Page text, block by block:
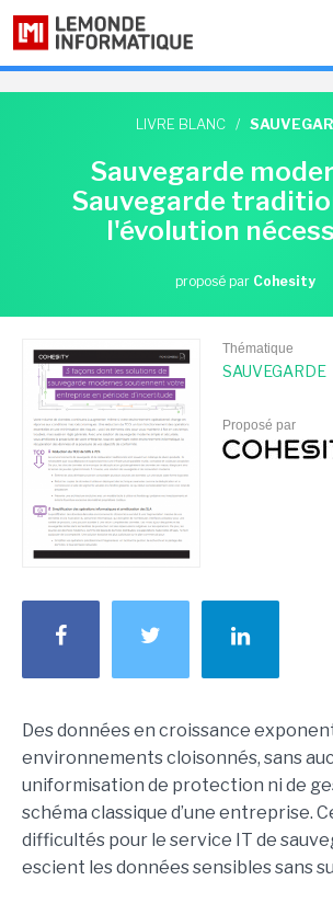
LIVRE BLANC /
Sauvegarde
Sauvegarde
l'évolution
proposé par Cohesity
Thématique
SAUVEGARDE
Proposé par
Des données en croissance
environnements cloisonnés, sans
uniformisation de protection ni de
schéma classique d’une entreprise.
difficultés pour le service IT de
escient les données sensibles sans